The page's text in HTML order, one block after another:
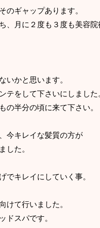
のギャップあります。
、月に２度も３度も美容院
いかと思います。
テをして下さいにしました
の半分の頃に来て下さい。
今キレイな髪質の方が
した。
でキレイにしていく事。
けて行いました。
ドスパです。